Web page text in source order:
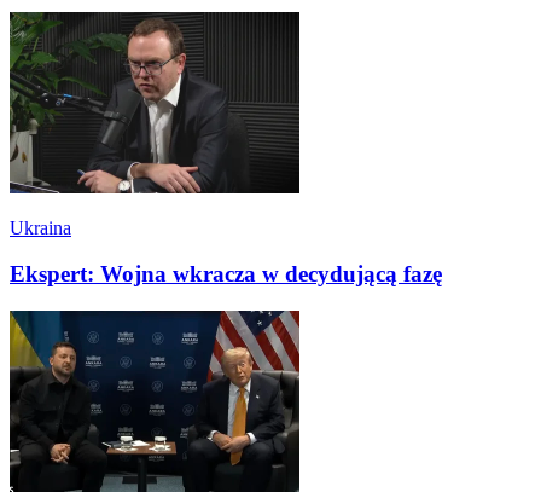
Ukraina
Ekspert: Wojna wkracza w decydującą fazę